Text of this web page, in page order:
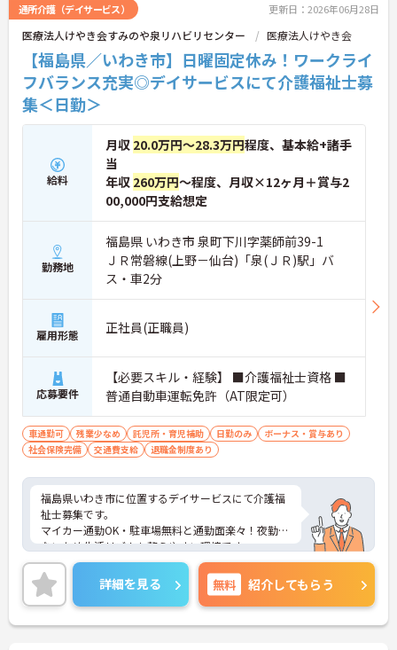
通所介護（デイサービス） 更新日：2026年06月28日
医療法人けやき会すみのや泉リハビリセンター 医療法人けやき会
【福島県／いわき市】日曜固定休み！ワークライ
フバランス充実◎デイサービスにて介護福祉士募
集＜日勤＞
給料
月収 20.0万円～28.3万円程度、基本給+諸手
当
年収 260万円～程度、月収×12ヶ月＋賞与2
00,000円支給想定
勤務地
福島県 いわき市 泉町下川字薬師前39-1
ＪＲ常磐線(上野－仙台)「泉(ＪＲ)駅」バ
ス・車2分
雇用形態 正社員(正職員)
応募要件
【必要スキル・経験】 ■介護福祉士資格 ■
普通自動車運転免許（AT限定可）
車通勤可 残業少なめ 託児所・育児補助 日勤のみ
ボーナス・賞与あり
社会保険完備
交通費支給 退職金制度あり
福島県いわき市に位置するデイサービスにて介護福
祉士募集です。
マイカー通勤OK・駐車場無料と通勤面楽々！夜勤が
ないため生活リズムも整えやすい環境です。
ご興味のある方には、面接対策ポイントなど、さら
に詳細をお話いたしますので、お気軽にご相談くだ
さい。
詳細を見る 無料 紹介してもらう